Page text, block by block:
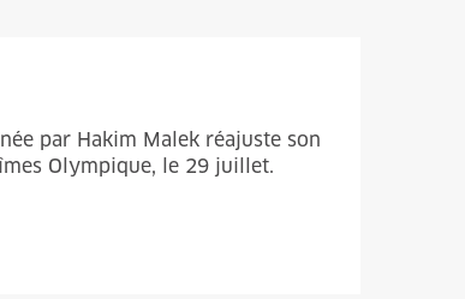
par Hakim Malek réajuste son
Olympique, le 29 juillet.